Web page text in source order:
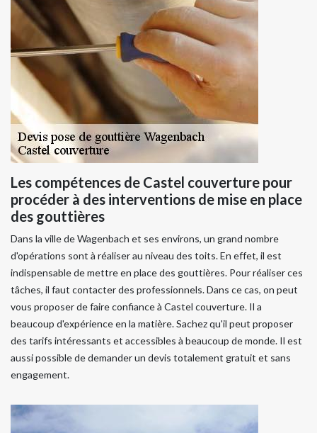
Les compétences de Castel couverture pour
procéder à des interventions de mise en place
des gouttières
Dans la ville de Wagenbach et ses environs, un grand nombre
d'opérations sont à réaliser au niveau des toits. En effet, il est
indispensable de mettre en place des gouttières. Pour réaliser ces
tâches, il faut contacter des professionnels. Dans ce cas, on peut
vous proposer de faire confiance à Castel couverture. Il a
beaucoup d'expérience en la matière. Sachez qu'il peut proposer
des tarifs intéressants et accessibles à beaucoup de monde. Il est
aussi possible de demander un devis totalement gratuit et sans
engagement.